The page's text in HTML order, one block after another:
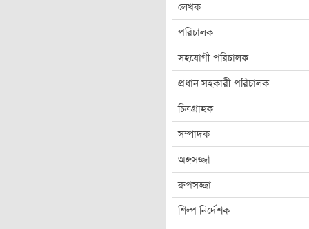
লেখক
পরিচালক
সহযোগী পরিচালক
প্রধান সহকারী পরিচালক
চিত্রগ্রাহক
সম্পাদক
অঙ্গসজ্জা
রুপসজ্জা
শিল্প নির্দেশক